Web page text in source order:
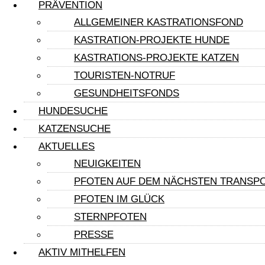
PRÄVENTION
ALLGEMEINER KASTRATIONSFOND
KASTRATION-PROJEKTE HUNDE
KASTRATIONS-PROJEKTE KATZEN
TOURISTEN-NOTRUF
GESUNDHEITSFONDS
HUNDESUCHE
KATZENSUCHE
AKTUELLES
NEUIGKEITEN
PFOTEN AUF DEM NÄCHSTEN
PFOTEN IM GLÜCK
STERNPFOTEN
PRESSE
AKTIV MITHELFEN
USt-ID: DE349945802
Freistellungsbescheid:
Als gemeinnützige Körperschaft befreit von
der Körperschaftssteuer gem. §5 Abs. 1 S. 9
KStG. unter der Steuernummer
333/5913/1742
UNSER ZIEL
SPENDEN OHNE EIGENES
GELD
AKTIV MITHELFEN